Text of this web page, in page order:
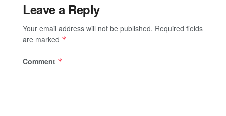
Leave a Reply
Your email address will not be published. Required fields
are marked *
Comment *